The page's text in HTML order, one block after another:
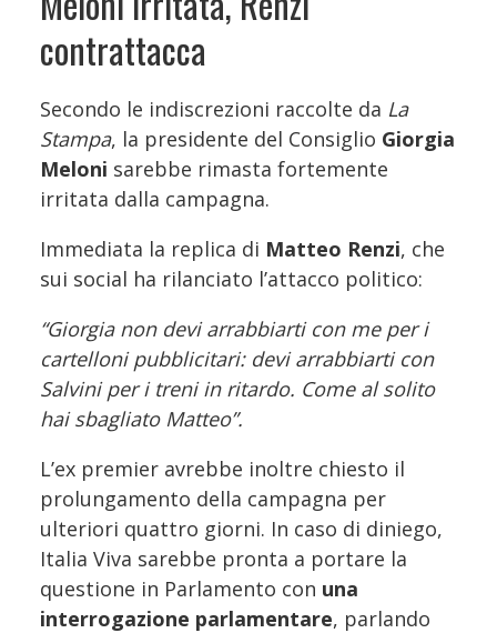
contrattacca
Secondo le indiscrezioni raccolte da La
Stampa, la presidente del Consiglio Giorgia
Meloni sarebbe rimasta fortemente
irritata dalla campagna.
Immediata la replica di Matteo Renzi, che
sui social ha rilanciato l’attacco politico:
“Giorgia non devi arrabbiarti con me per i
cartelloni pubblicitari: devi arrabbiarti con
Salvini per i treni in ritardo. Come al solito
hai sbagliato Matteo”.
L’ex premier avrebbe inoltre chiesto il
prolungamento della campagna per
ulteriori quattro giorni. In caso di diniego,
Italia Viva sarebbe pronta a portare la
questione in Parlamento con una
interrogazione parlamentare, parlando